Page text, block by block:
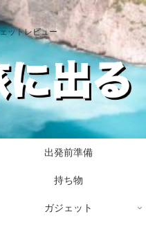
ットレビュー
出発前準備
持ち物
ガジェット